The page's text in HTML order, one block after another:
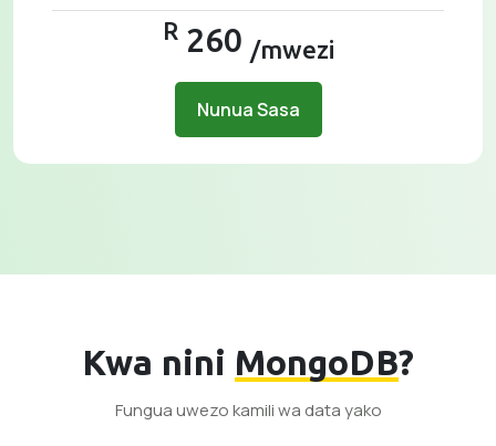
R260 /mwezi
Nunua Sasa
Kwa nini MongoDB?
Fungua uwezo kamili wa data yako